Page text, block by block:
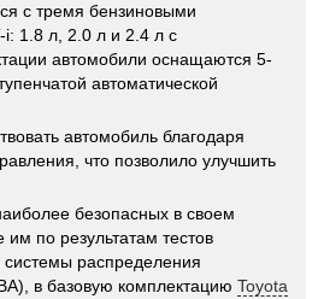
с тремя бензиновыми
i: 1.8 л, 2.0 л и 2.4 л с
автомобили оснащаются 5-
автоматической
автомобиль благодаря
что позволило улучшить
безопасных в своем
по результатам тестов
распределения
в базовую комплектацию Toyota